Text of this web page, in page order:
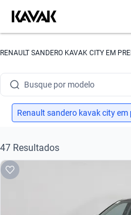
RENAULT SANDERO KAVAK CITY EM
Busque por marca
Busque por versão
Busque por ano
Busque por modelo
Renault sandero kavak city
47 Resultados